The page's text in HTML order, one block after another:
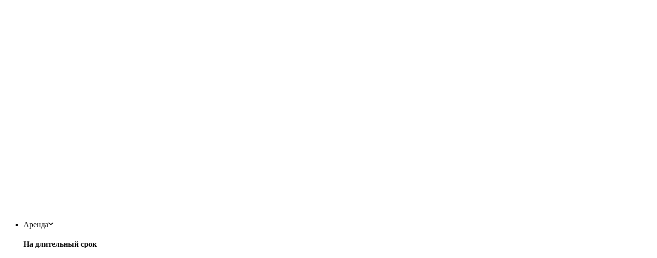
Аренда
На длительный срок